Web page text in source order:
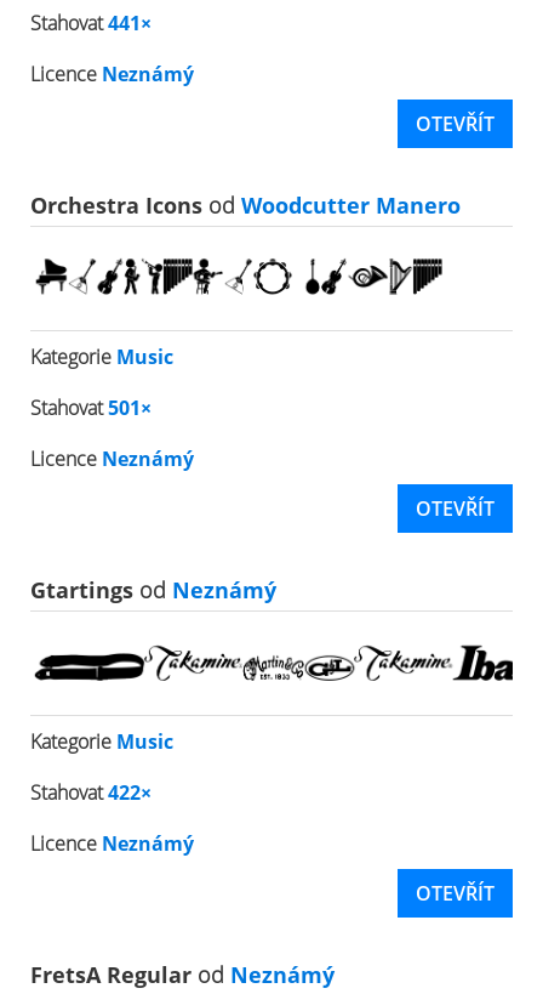
Stahovat441×
Licence Neznámý
OTEVŘÍT
Orchestra Icons od Woodcutter Manero
Kategorie Music
Stahovat501×
Licence Neznámý
OTEVŘÍT
Gtartings od Neznámý
Kategorie Music
Stahovat422×
Licence Neznámý
OTEVŘÍT
FretsA Regular od Neznámý